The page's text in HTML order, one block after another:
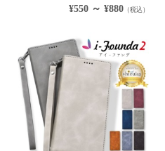
¥550 ～ ¥880（税込）